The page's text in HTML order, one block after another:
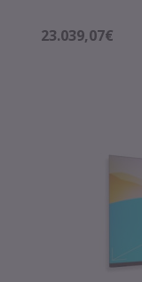
23.039,07€